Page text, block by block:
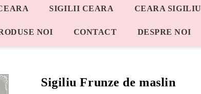
SIGILII CEARA CEARA SIGILIU
NOI CONTACT DESPRE NOI
Sigiliu Frunze de maslin